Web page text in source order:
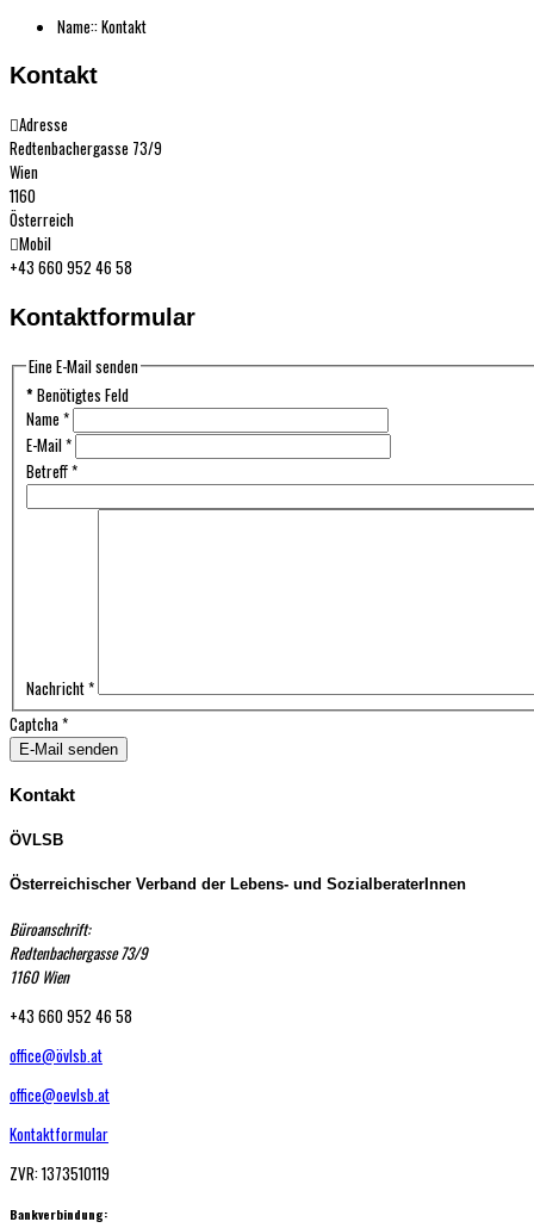
Name::Kontakt
Kontakt
Adresse
Redtenbachergasse 73/9
Wien
1160
Österreich
Mobil
+43 660 952 46 58
Kontaktformular
Eine E-Mail senden
* Benötigtes Feld
Name *
E-Mail*
Betreff*
Nachricht*
Captcha*
E-Mail senden
Kontakt
ÖVLSB
Österreichischer Verband der Lebens- und SozialberaterInnen
Büroanschrift:
Redtenbachergasse 73/9
1160 Wien
+43 660 952 46 58
office@övlsb.at
office@oevlsb.at
Kontaktformular
ZVR: 1373510119
Bankverbindung: